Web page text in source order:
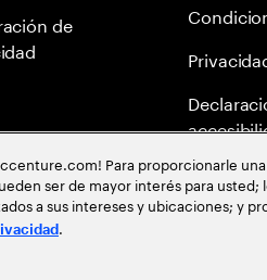
de
Mapa
Para proporcionarle
ser de mayor interés para
a sus intereses y ubicaciones; y
.